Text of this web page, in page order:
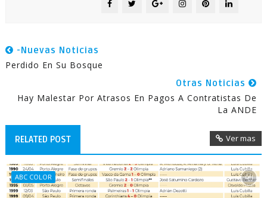
-Nuevas Noticias
Perdido En Su Bosque
Otras Noticias
Hay Malestar Por Atrasos En Pagos A Contratistas De
La ANDE
RELATED POST Ver mas
ABC COLOR